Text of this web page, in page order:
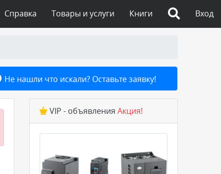
Вход
Книги
Товары и услуги
Справка
Не нашли что искали? Оставьте заявку!
VIP - объявления Акция!